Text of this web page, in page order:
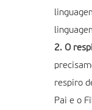
2. O
respiro
Pai e o